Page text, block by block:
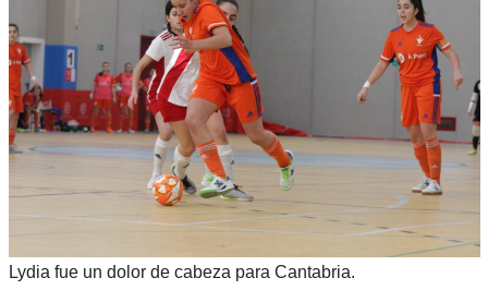
Lydia fue un dolor de cabeza para Cantabria.